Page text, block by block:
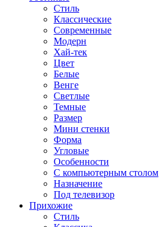
Стиль
Классические
Современные
Модерн
Хай-тек
Цвет
Белые
Венге
Светлые
Темные
Размер
Мини стенки
Форма
Угловые
Особенности
С компьютерным столом
Назначение
Под телевизор
Прихожие
Стиль